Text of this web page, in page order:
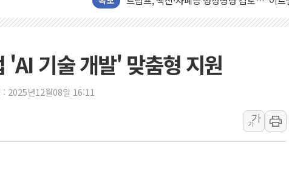
이란 핵심 원유 수출항 '하르그섬', 최근 1
[AI MY 뉴스] 뉴욕 반도체주 프리뷰...美 고
뉴욕증시 프리뷰, 美 고용 쇼크에 금리 인
[사진] 이슬람 수니파 3개국, 공동방위협정
뉴욕증시 개장 전 특징주...아틀라시안·
보훈부, 미 DPAA와 MOU… "6·25 미군 실
'AI 기술 개발' 맞춤형 지원
: 2025년12월08일 16:11
가
가